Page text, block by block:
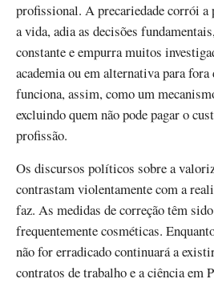
profissional. A precariedade corrói a
a vida, adia as decisões
constante e empurra muitos
academia ou em alternativa para
funciona, assim, como um
excluindo quem não pode pagar o
profissão.
Os discursos políticos sobre a
contrastam violentamente com a
faz. As medidas de correção têm
frequentemente cosméticas.
não for erradicado continuará a
contratos de trabalho e a ciência em